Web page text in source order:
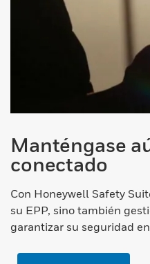
Manténgase
conectado
Con Honeywell Safety
su EPP, sino también
garantizar su seguridad